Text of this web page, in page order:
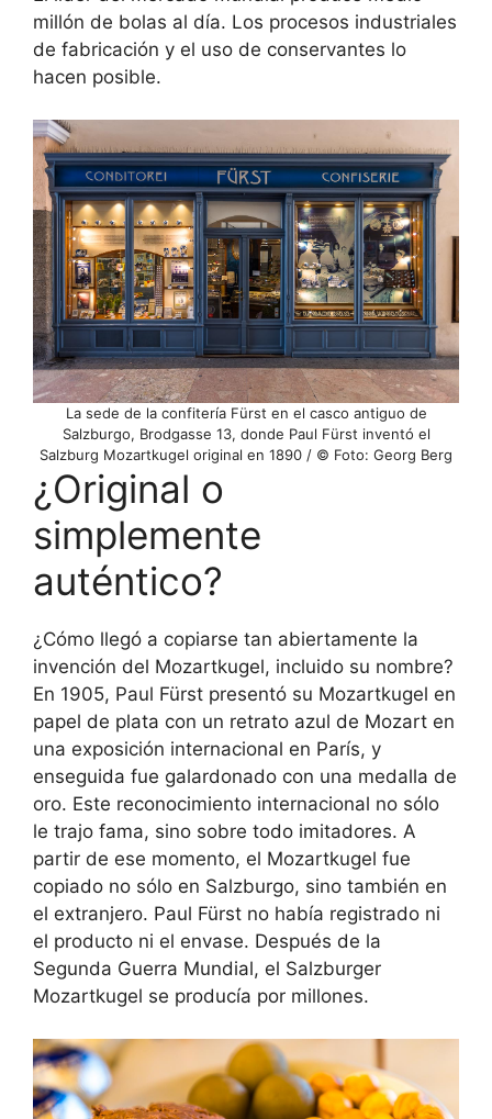
millón de bolas al día. Los procesos industriales
de fabricación y el uso de conservantes lo
hacen posible.
La sede de la confitería Fürst en el casco antiguo de
Salzburgo, Brodgasse 13, donde Paul Fürst inventó el
Salzburg Mozartkugel original en 1890 / © Foto: Georg Berg
¿Original o
simplemente
auténtico?
¿Cómo llegó a copiarse tan abiertamente la
invención del Mozartkugel, incluido su nombre?
En 1905, Paul Fürst presentó su Mozartkugel en
papel de plata con un retrato azul de Mozart en
una exposición internacional en París, y
enseguida fue galardonado con una medalla de
oro. Este reconocimiento internacional no sólo
le trajo fama, sino sobre todo imitadores. A
partir de ese momento, el Mozartkugel fue
copiado no sólo en Salzburgo, sino también en
el extranjero. Paul Fürst no había registrado ni
el producto ni el envase. Después de la
Segunda Guerra Mundial, el Salzburger
Mozartkugel se producía por millones.